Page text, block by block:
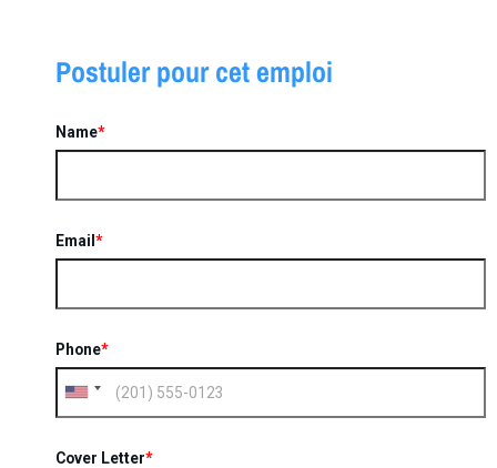
Postuler pour cet emploi
Name*
Email *
Phone*
Cover Letter*